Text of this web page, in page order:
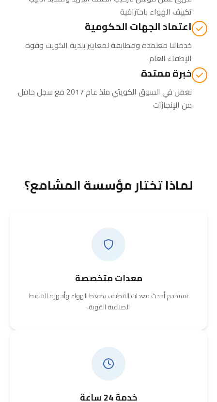
تكييف الهواء باحترافية
اعتماد الجهات الحكومية
خدماتنا معتمدة ومطابقة لمعايير بلدية الكويت وقوة
الإطفاء العام
خبرة ممتدة
نعمل في السوق الكويتي منذ عام 2017 مع سجل حافل
من الإنجازات
لماذا تختار مؤسسة المشامع؟
معدات متخصصة
نستخدم أحدث معدات التنظيف بضغط الهواء وأجهزة الشفط
الصناعية القوية.
خدمة 24 ساعة